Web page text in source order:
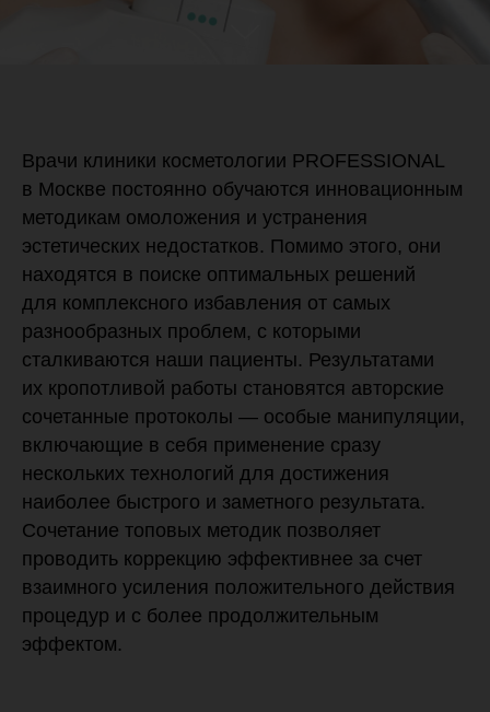
Врачи клиники косметологии PROFESSIONAL
в Москве постоянно обучаются инновационным
методикам омоложения и устранения
эстетических недостатков. Помимо этого, они
находятся в поиске оптимальных решений
для комплексного избавления от самых
разнообразных проблем, с которыми
сталкиваются наши пациенты. Результатами
их кропотливой работы становятся авторские
сочетанные протоколы — особые манипуляции,
включающие в себя применение сразу
нескольких технологий для достижения
наиболее быстрого и заметного результата.
Сочетание топовых методик позволяет
проводить коррекцию эффективнее за счет
взаимного усиления положительного действия
процедур и с более продолжительным
эффектом.